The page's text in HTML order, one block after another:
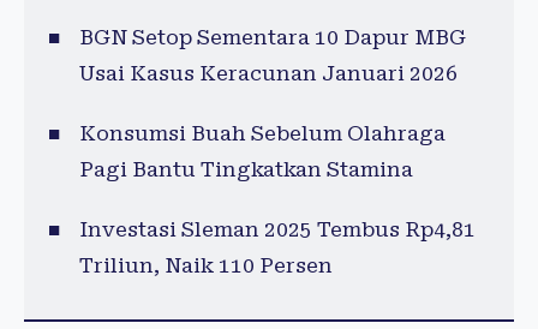
BGN Setop Sementara 10 Dapur MBG
Usai Kasus Keracunan Januari 2026
Konsumsi Buah Sebelum Olahraga
Pagi Bantu Tingkatkan Stamina
Investasi Sleman 2025 Tembus Rp4,81
Triliun, Naik 110 Persen